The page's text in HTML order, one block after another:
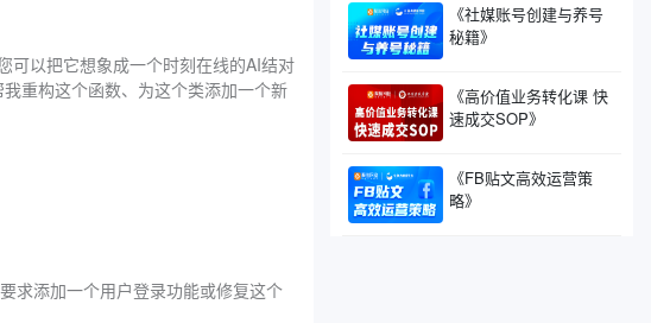
可以把它想象成一个时刻在线的AI结对
重构这个函数、为这个类添加一个新
求添加一个用户登录功能或修复这个
《社媒账号创建与养号
秘籍》
《高价值业务转化课 快
速成交SOP》
《FB贴文高效运营策
略》